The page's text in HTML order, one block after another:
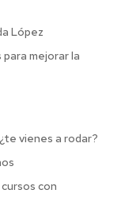
López
mejorar la
vienes a rodar?
con